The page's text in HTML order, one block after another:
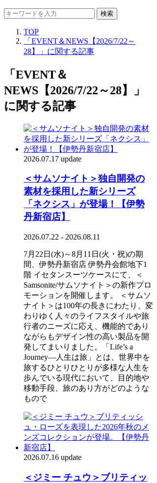
検索
TOP
「EVENT＆NEWS【2026/7/22～
28】」に関する記事
「EVENT＆
NEWS【2026/7/22～28】」
に関する記事
2026.07.17 update
＜サムソナイト＞独自開発の
素材を採用した新シリーズ
「ネクシス」が登場！【伊勢
丹新宿店】
2026.07.22 - 2026.08.11
7月22日(水)～8月11日(火・祝)の期
間、伊勢丹新宿店 伊勢丹会館地下1
階 イセタンスーツケースにて、＜
Samsonite/サムソナイト＞の新作プロ
モーションを開催します。 ＜サムソ
ナイト＞は100年の長きにわたり、変
わりゆく人々のライフスタイルや旅
行者のニーズに応え、機能的であり
ながらもデザイン性の高い製品を開
発してまいりました。「Life’s a
Journey―人生は旅」とは、世界中を
旅するひとりひとりが多様な人生を
歩んでいる現代において、目的地や
移動手段、旅のあり方がどのような
もので
2026.07.16 update
＜ジミー チュウ＞ブリティッ